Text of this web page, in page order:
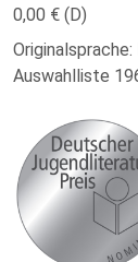
0,00 € (D)
Auswahlliste